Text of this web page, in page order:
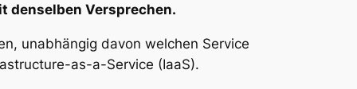
denselben Versprechen.
unabhängig davon welchen Service
as-a-Service (IaaS).